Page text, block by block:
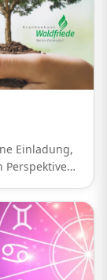
Einladung,